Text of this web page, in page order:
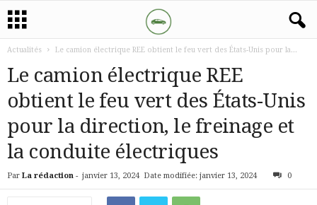
Actualités Le camion électrique REE obtient le feu vert des États-Unis pour la...
Le camion électrique REE
obtient le feu vert des États-Unis
pour la direction, le freinage et
la conduite électriques
Par La rédaction - janvier 13, 2024 Date modifiée: janvier 13, 2024 0